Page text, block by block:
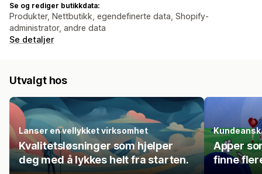
Se og rediger butikkdata:
Produkter, Nettbutikk, egendefinerte data, Shopify-
administrator, andre data
Se detaljer
Utvalgt hos
Lanser en vellykket virksomhet
Kvalitetsløsninger som hjelper
deg med å lykkes helt fra starten.
Apper
finne